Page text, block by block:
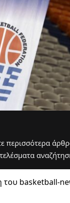
περισσότερα
basketball-